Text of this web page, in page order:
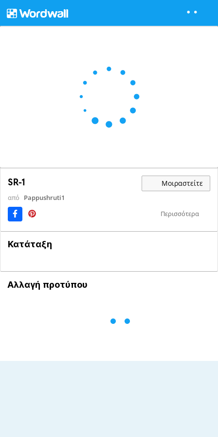
SR-1 Μοιραστείτε
από
Pappushruti1
Περισσότερα
Κατάταξη
Αλλαγή προτύπου